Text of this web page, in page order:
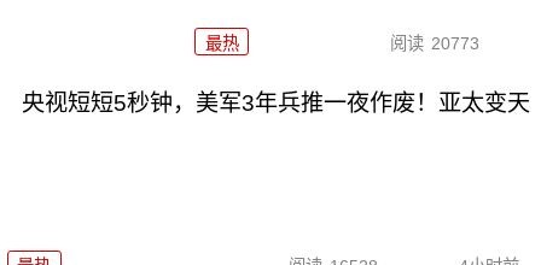
最热 阅读 20773
央视短短5秒钟，美军3年兵推一夜作废！亚太变天